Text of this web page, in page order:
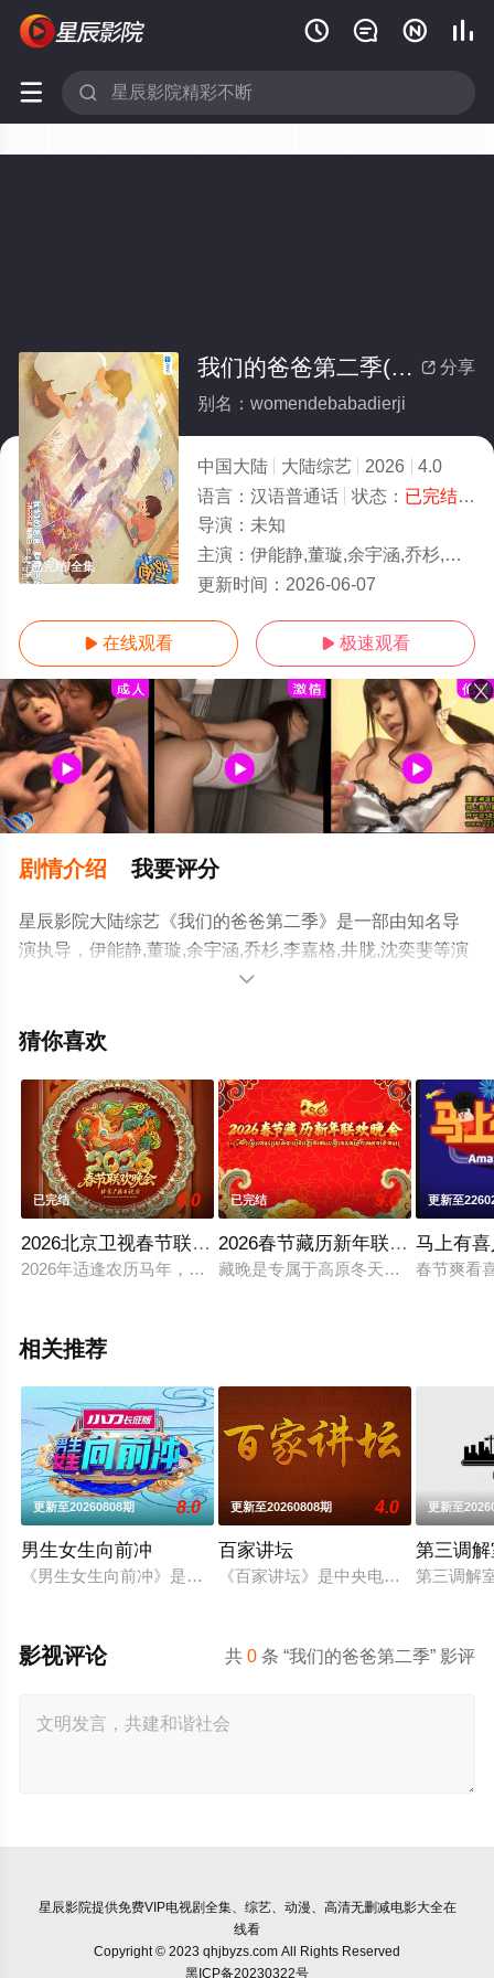
   
 
已完结/全集
 分享
我们的爸爸第二季(全集)
别名：womendebabadierji
中国大陆 大陆综艺 2026
4.0
语言： 汉语普通话 状态： 已完结- 免
导演： 未知
主演： 伊能静,董璇,余宇涵,乔杉,李嘉格,井胧,沈奕斐
更新时间： 2026-06-07
 在线观看  极速观看
剧情介绍 我要评分
星辰影院大陆综艺《我们的爸爸第二季》是一部由知名导
演执导，伊能静,董璇,余宇涵,乔杉,李嘉格,井胧,沈奕斐等演
员精彩演绎的中国大陆综艺节目，大结局剧情已揭晓（已
辰电影院，更多剧情信息可移步至豆瓣综艺、电视猫或剧

猜你喜欢
已完结 9.0
2026北京卫视春节联欢晚会
2026年适逢农历马年，骏马作为寓意吉祥、奋进与成功的文化
已完结 9.0
2026春节藏历新年联欢晚会
藏晚是专属于高原冬天的年味，是承
更新至
马上有
春节爽看
相关推荐
更新至20260808期 8.0
男生女生向前冲
《男生女生向前冲》是安徽卫视一档大型户外竞技类真人秀节
更新至20260808期 4.0
百家讲坛
《百家讲坛》是中央电视台科教频
更新至
第三调
第三调解
共0 条 “我们的爸爸第二季” 影评
影视评论
星辰影院提供免费VIP电视剧全集、综艺、动漫、高清无删减电影大全在
线看
Copyright © 2023 qhjbyzs.com All Rights Reserved
黑ICP备20230322号